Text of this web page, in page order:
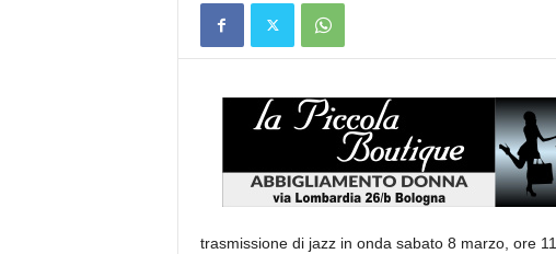
trasmissione di jazz in onda sabato 8 marzo, ore